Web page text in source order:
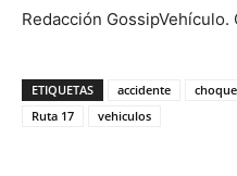
Redacción
ETIQUETAS accidente choque
Ruta 17
vehiculos